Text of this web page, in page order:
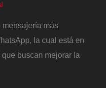
más
la cual está en
buscan mejorar la